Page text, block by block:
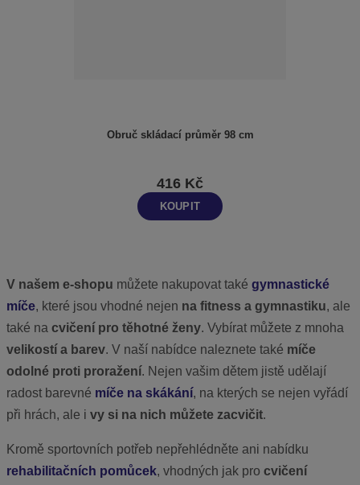
Obruč skládací průměr 98 cm
416 Kč
KOUPIT
V našem e-shopu můžete nakupovat také gymnastické
míče, které jsou vhodné nejen na fitness a gymnastiku, ale
také na cvičení pro těhotné ženy. Vybírat můžete z mnoha
velikostí a barev. V naší nabídce naleznete také míče
odolné proti proražení. Nejen vašim dětem jistě udělají
radost barevné míče na skákání, na kterých se nejen vyřádí
při hrách, ale i vy si na nich můžete zacvičit.
Kromě sportovních potřeb nepřehlédněte ani nabídku
rehabilitačních pomůcek, vhodných jak pro cvičení